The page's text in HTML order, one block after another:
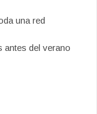
una red
antes del verano